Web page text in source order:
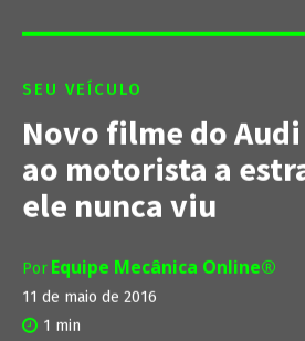
SEU VEÍCULO
Novo filme do
ao motorista a
ele nunca viu
Por Equipe Mecânica Online®
11 de maio de 2016
1 min